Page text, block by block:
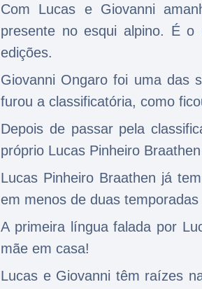
Com Lucas e Giovanni
presente no esqui alpino. É
edições.
Giovanni Ongaro foi uma das
furou a classificatória, como
Depois de passar pela
próprio Lucas Pinheiro
Lucas Pinheiro Braathen já
em menos de duas temporadas
A primeira língua falada por
mãe em casa!
Lucas e Giovanni têm raízes